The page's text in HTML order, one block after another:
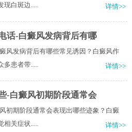
白斑边.....
详情>>
话-白癜风发病背后有哪
风发病背后有哪些常见诱因？白癜风作
患者带.....
详情>>
-白癜风初期阶段通常会
初期阶段通常会表现出哪些迹象？白癜
相关症状.....
详情>>